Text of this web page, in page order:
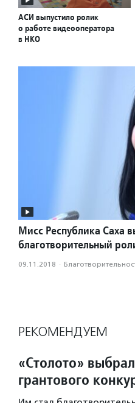
АСИ выпустило ролик
о работе видеооператора
в НКО
Мисс Республика Саха
благотворительный
09.11.2018 ·
РЕКОМЕНДУЕМ
«Столото»
грантового